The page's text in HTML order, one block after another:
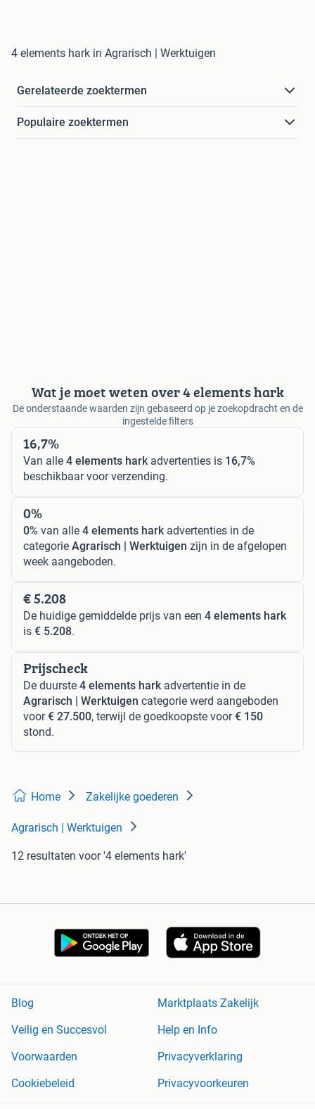
4 elements hark in Agrarisch | Werktuigen
Gerelateerde zoektermen
Populaire zoektermen
Wat je moet weten over 4 elements hark
De onderstaande waarden zijn gebaseerd op je zoekopdracht en de
ingestelde filters
16,7%
Van alle 4 elements harkadvertenties is 16,7%
beschikbaar voor verzending.
0%
0% van alle 4 elements harkadvertenties in de
categorie Agrarisch | Werktuigen zijn in de afgelopen
week aangeboden.
€ 5.208
De huidige gemiddelde prijs van een 4 elements hark
is € 5.208.
Prijscheck
De duurste 4 elements harkadvertentie in de
Agrarisch | Werktuigen categorie werd aangeboden
voor€ 27.500, terwijl de goedkoopste voor€ 150
stond.
Home Zakelijke goederen
Agrarisch | Werktuigen
12 resultaten voor '4 elements hark'
Blog
Marktplaats Zakelijk
Veilig en Succesvol
Help en Info
Voorwaarden
Privacyverklaring
Cookiebeleid
Privacyvoorkeuren